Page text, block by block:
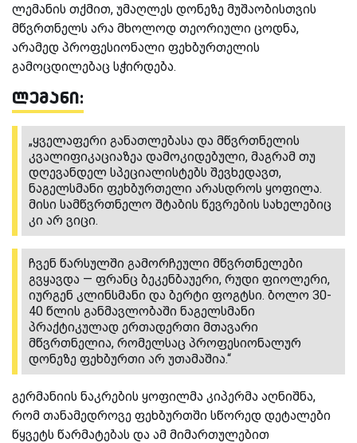
ლემანის თქმით, უმაღლეს დონეზე მუშაობისთვის
მწვრთნელს არა მხოლოდ თეორიული ცოდნა,
არამედ პროფესიონალი ფეხბურთელის
გამოცდილებაც სჭირდება.
ლემანი:
„ყველაფერი განათლებასა და მწვრთნელის
კვალიფიკაციაზეა დამოკიდებული, მაგრამ თუ
დღევანდელ სპეციალისტებს შევხედავთ,
ნაგელსმანი ფეხბურთელი არასდროს ყოფილა.
მისი სამწვრთნელო შტაბის წევრების სახელებიც
კი არ ვიცი.
ჩვენ წარსულში გამორჩეული მწვრთნელები
გვყავდა — ფრანც ბეკენბაუერი, რუდი ფიოლერი,
იურგენ კლინსმანი და ბერტი ფოგტსი. ბოლო 30-
40 წლის განმავლობაში ნაგელსმანი
პრაქტიკულად ერთადერთი მთავარი
მწვრთნელია, რომელსაც პროფესიონალურ
დონეზე ფეხბურთი არ უთამაშია.“
გერმანიის ნაკრების ყოფილმა კიპერმა აღნიშნა,
რომ თანამედროვე ფეხბურთში სწორედ დეტალები
წყვეტს წარმატებას და ამ მიმართულებით